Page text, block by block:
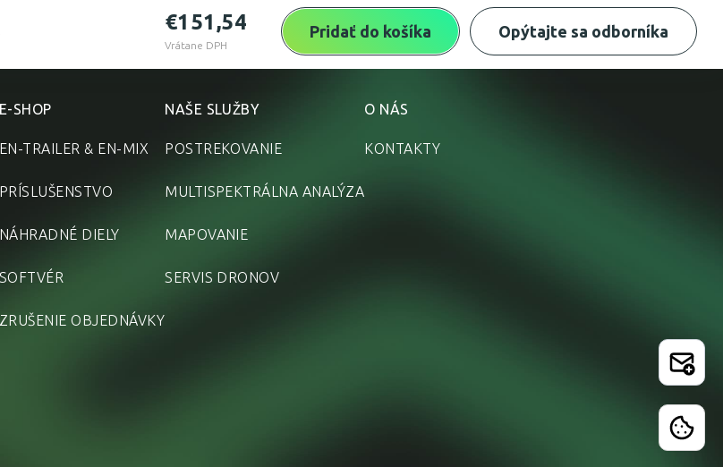
€151,54
Vrátane DPH
Pridať do košíka Opýtajte sa odborníka
E-SHOP
EN-TRAILER & EN-MIX
PRÍSLUŠENSTVO
NÁHRADNÉ DIELY
SOFTVÉR
ZRUŠENIE OBJEDNÁVKY
NAŠE SLUŽBY
POSTREKOVANIE
MULTISPEKTRÁLNA ANALÝZA
MAPOVANIE
SERVIS DRONOV
O NÁS
KONTAKTY